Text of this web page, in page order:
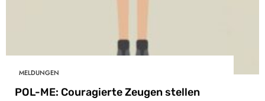
MELDUNGEN
POL-ME: Couragierte Zeugen stellen